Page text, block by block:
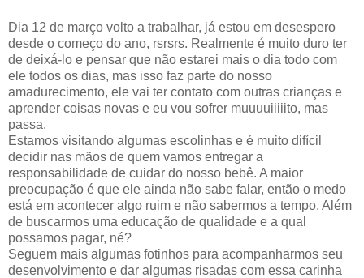
Dia 12 de março volto a trabalhar, já estou em desespero
desde o começo do ano, rsrsrs. Realmente é muito duro ter
de deixá-lo e pensar que não estarei mais o dia todo com
ele todos os dias, mas isso faz parte do nosso
amadurecimento, ele vai ter contato com outras crianças e
aprender coisas novas e eu vou sofrer muuuuiiiiito, mas
passa.
Estamos visitando algumas escolinhas e é muito difícil
decidir nas mãos de quem vamos entregar a
responsabilidade de cuidar do nosso bebê. A maior
preocupação é que ele ainda não sabe falar, então o medo
está em acontecer algo ruim e não sabermos a tempo. Além
de buscarmos uma educação de qualidade e a qual
possamos pagar, né?
Seguem mais algumas fotinhos para acompanharmos seu
desenvolvimento e dar algumas risadas com essa carinha